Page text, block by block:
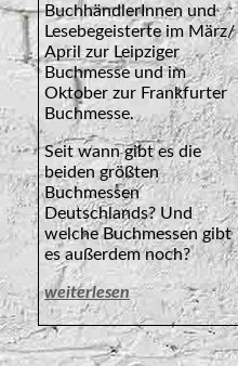
BuchhändlerInnen und
Lesebegeisterteim März/
April zur Leipziger
Buchmesse und im
Oktober zur Frankfurter
Buchmesse.
Seit wann gibt es die
beiden größten
Buchmessen
Deutschlands? Und
welche Buchmessen gibt
es außerdem noch?
weiterlesen